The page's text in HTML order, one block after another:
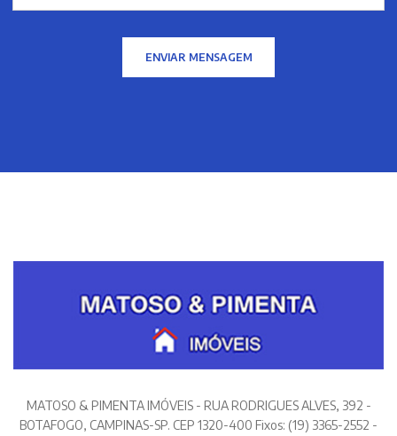
ENVIAR MENSAGEM
MATOSO & PIMENTA IMÓVEIS - RUA RODRIGUES ALVES, 392 -
BOTAFOGO, CAMPINAS-SP. CEP 1320-400 Fixos: (19) 3365-2552 -